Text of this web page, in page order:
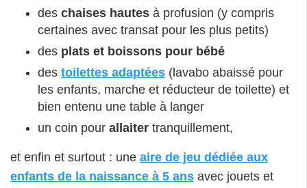
des chaises hautes à profusion (y compris
certaines avec transat pour les plus petits)
des plats et boissons pour bébé
des toilettes adaptées (lavabo abaissé pour
les enfants, marche et réducteur de toilette) et
bien entenu une table à langer
un coin pour allaiter tranquillement,
et enfin et surtout : une aire de jeu dédiée aux
enfants de la naissance à 5 ans avec jouets et